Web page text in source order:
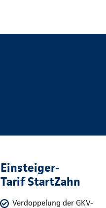
Einsteiger-
Tarif StartZahn
Verdoppelung der GKV-